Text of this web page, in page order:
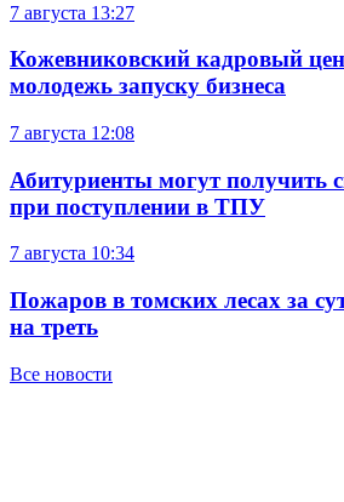
7 августа 13:27
Кожевниковский кадровый
молодежь запуску бизнеса
7 августа 12:08
Абитуриенты могут получить
при поступлении в ТПУ
7 августа 10:34
Пожаров в томских лесах за
на треть
Все новости